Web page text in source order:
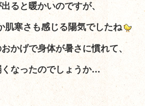
ると暖かいのですが、
肌寒さも感じる陽気でしたね
かげで身体が暑さに慣れて、
くなったのでしょうか…